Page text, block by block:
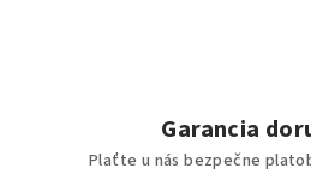
Garancia
Plaťte u nás bezpečne